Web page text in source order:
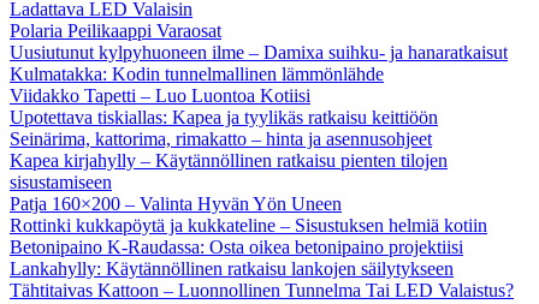
Ladattava LED Valaisin
Polaria Peilikaappi Varaosat
Uusiutunut kylpyhuoneen ilme – Damixa suihku- ja hanaratkaisut
Kulmatakka: Kodin tunnelmallinen lämmönlähde
Viidakko Tapetti – Luo Luontoa Kotiisi
Upotettava tiskiallas: Kapea ja tyylikäs ratkaisu keittiöön
Seinärima, kattorima, rimakatto – hinta ja asennusohjeet
Kapea kirjahylly – Käytännöllinen ratkaisu pienten tilojen
sisustamiseen
Patja 160×200 – Valinta Hyvän Yön Uneen
Rottinki kukkapöytä ja kukkateline – Sisustuksen helmiä kotiin
Betonipaino K-Raudassa: Osta oikea betonipaino projektiisi
Lankahylly: Käytännöllinen ratkaisu lankojen säilytykseen
Tähtitaivas Kattoon – Luonnollinen Tunnelma Tai LED Valaistus?